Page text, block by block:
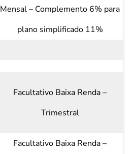
Mensal – Complemento 6% para
plano simplificado 11%
Facultativo Baixa Renda –
Trimestral
Facultativo Baixa Renda –